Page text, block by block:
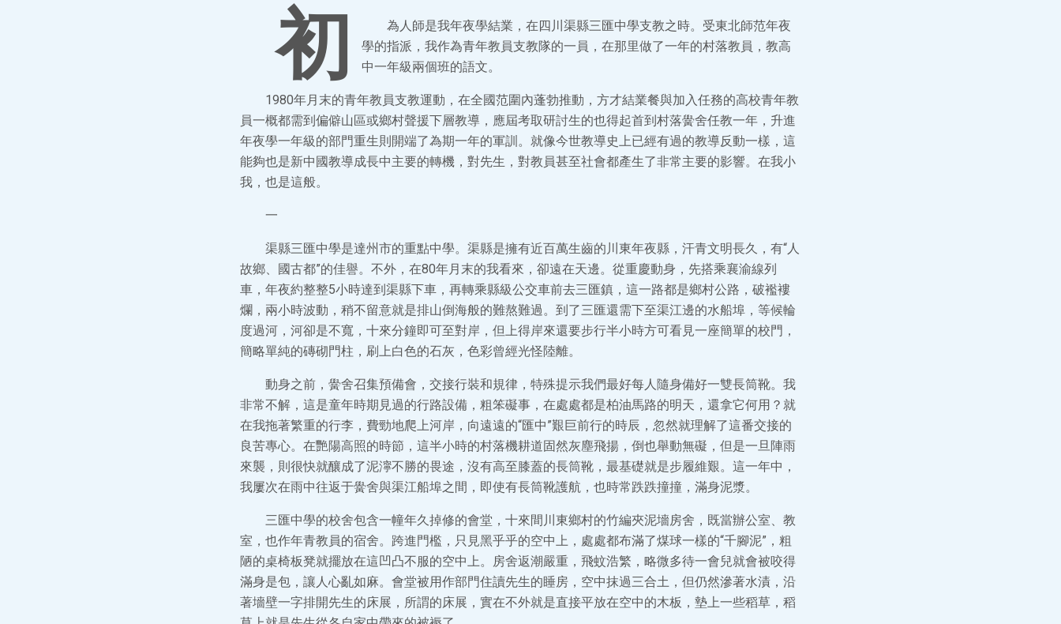
初
為人師是我年夜學結業，在四川渠縣三匯中學支教之時。受東北師范年夜
學的指派，我作為青年教員支教隊的一員，在那里做了一年的村落教員，教高
中一年級兩個班的語文。
1980年月末的青年教員支教運動，在全國范圍內蓬勃推動，方才結業餐與加入任務的高校青年教
員一概都需到偏僻山區或鄉村聲援下層教導，應屆考取研討生的也得起首到村落黌舍任教一年，升進
年夜學一年級的部門重生則開端了為期一年的軍訓。就像今世教導史上已經有過的教導反動一樣，這
能夠也是新中國教導成長中主要的轉機，對先生，對教員甚至社會都產生了非常主要的影響。在我小
我，也是這般。
一
渠縣三匯中學是達州市的重點中學。渠縣是擁有近百萬生齒的川東年夜縣，汗青文明長久，有“人
故鄉、國古都”的佳譽。不外，在80年月末的我看來，卻遠在天邊。從重慶動身，先搭乘襄渝線列
車，年夜約整整5小時達到渠縣下車，再轉乘縣級公交車前去三匯鎮，這一路都是鄉村公路，破襤褸
爛，兩小時波動，稍不留意就是排山倒海般的難熬難過。到了三匯還需下至渠江邊的水船埠，等候輪
度過河，河卻是不寬，十來分鐘即可至對岸，但上得岸來還要步行半小時方可看見一座簡單的校門，
簡略單純的磚砌門柱，刷上白色的石灰，色彩曾經光怪陸離。
動身之前，黌舍召集預備會，交接行裝和規律，特殊提示我們最好每人隨身備好一雙長筒靴。我
非常不解，這是童年時期見過的行路設備，粗笨礙事，在處處都是柏油馬路的明天，還拿它何用？就
在我拖著繁重的行李，費勁地爬上河岸，向遠遠的“匯中”艱巨前行的時辰，忽然就理解了這番交接的
良苦專心。在艷陽高照的時節，這半小時的村落機耕道固然灰塵飛揚，倒也舉動無礙，但是一旦陣雨
來襲，則很快就釀成了泥濘不勝的畏途，沒有高至膝蓋的長筒靴，最基礎就是步履維艱。這一年中，
我屢次在雨中往返于黌舍與渠江船埠之間，即使有長筒靴護航，也時常跌跌撞撞，滿身泥漿。
三匯中學的校舍包含一幢年久掉修的會堂，十來間川東鄉村的竹編夾泥墻房舍，既當辦公室、教
室，也作年青教員的宿舍。跨進門檻，只見黑乎乎的空中上，處處都布滿了煤球一樣的“千腳泥”，粗
陋的桌椅板凳就擺放在這凹凸不服的空中上。房舍返潮嚴重，飛蚊浩繁，略微多待一會兒就會被咬得
滿身是包，讓人心亂如麻。會堂被用作部門住讀先生的睡房，空中抹過三合土，但仍然滲著水漬，沿
著墻壁一字排開先生的床展，所謂的床展，實在不外就是直接平放在空中的木板，墊上一些稻草，稻